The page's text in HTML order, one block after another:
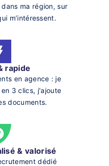
ma région, sur
m’intéressent.
rapide
en agence : je
3 clics, j'ajoute
documents.
& valorisé
dédié